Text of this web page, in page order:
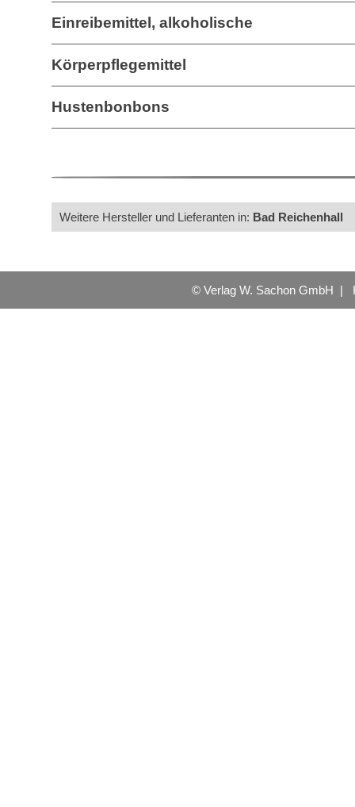
Einreibemittel, alkoholische
Körperpflegemittel
Hustenbonbons
Weitere Hersteller und Lieferanten in: Bad Reichenhall
© Verlag W. Sachon GmbH |